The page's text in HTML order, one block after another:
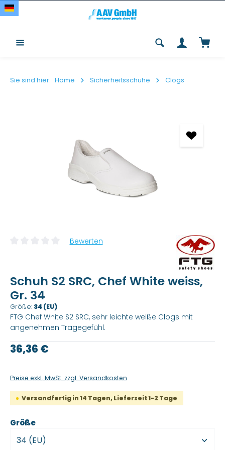
Zum Hauptinhalt springen
Sie sind hier: Home Sicherheitsschuhe Clogs
Durchschnittliche Bewertung von 0 von 5 Sternen
Bewerten
Schuh S2 SRC, Chef White weiss,
Gr. 34
Größe: 34 (EU)
FTG Chef White S2 SRC, sehr leichte weiße Clogs mit
angenehmen Tragegefühl.
Regulärer Preis:
36,36 €
Preise exkl. MwSt. zzgl. Versandkosten
Versandfertig in 14 Tagen, Lieferzeit 1-2 Tage
Größeauswählen